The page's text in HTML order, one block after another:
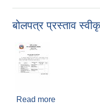
बोलपत्र प्रस्ताव
Read more